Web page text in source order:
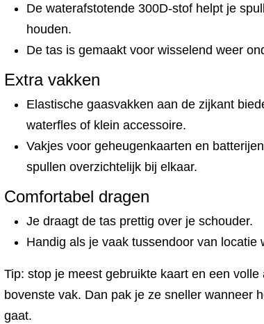
De waterafstotende 300D-stof helpt je
houden.
De tas is gemaakt voor wisselend weer
Extra vakken
Elastische gaasvakken aan de zijkant
waterfles of klein accessoire.
Vakjes voor geheugenkaarten en
spullen overzichtelijk bij elkaar.
Comfortabel dragen
Je draagt de tas prettig over je schouder.
Handig als je vaak tussendoor van locatie
Tip: stop je meest gebruikte kaart en een volle
bovenste vak. Dan pak je ze sneller wanneer
gaat.